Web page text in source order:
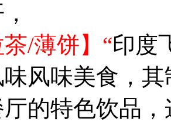
茶/薄饼】“印度
风味美食，
的特色饮品